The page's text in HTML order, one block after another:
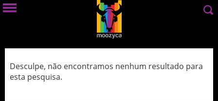
Desculpe, não encontramos nenhum resultado para
esta pesquisa.